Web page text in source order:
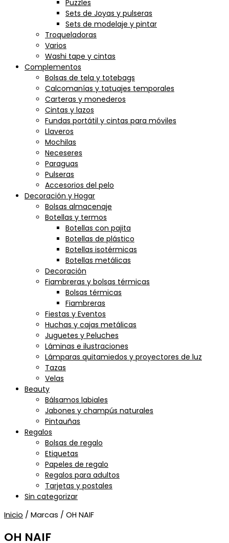
Puzzles
Sets de Joyas y pulseras
Sets de modelaje y pintar
Troqueladoras
Varios
Washi tape y cintas
Complementos
Bolsas de tela y totebags
Calcomanías y tatuajes temporales
Carteras y monederos
Cintas y lazos
Fundas portátil y cintas para móviles
Llaveros
Mochilas
Neceseres
Paraguas
Pulseras
Accesorios del pelo
Decoración y Hogar
Bolsas almacenaje
Botellas y termos
Botellas con pajita
Botellas de plástico
Botellas isotérmicas
Botellas metálicas
Decoración
Fiambreras y bolsas térmicas
Bolsas térmicas
Fiambreras
Fiestas y Eventos
Huchas y cajas metálicas
Juguetes y Peluches
Láminas e ilustraciones
Lámparas quitamiedos y proyectores de luz
Tazas
Velas
Beauty
Bálsamos labiales
Jabones y champús naturales
Pintauñas
Regalos
Bolsas de regalo
Etiquetas
Papeles de regalo
Regalos para adultos
Tarjetas y postales
Sin categorizar
Inicio / Marcas / OH NAIF
OH NAIF